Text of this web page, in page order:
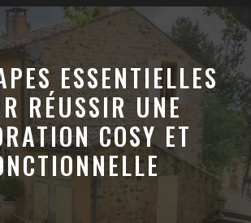
ESSENTIELLES
RÉUSSIR UNE
COSY ET